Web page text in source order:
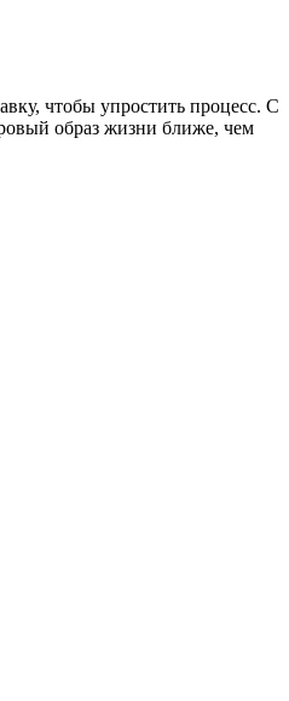
чтобы упростить процесс. С
образ жизни ближе, чем